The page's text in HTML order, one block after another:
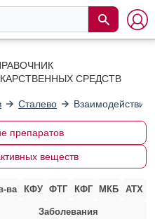
СРЕДСТВ
Сталево Взаимодействие
препаратов
веществ
ва КФУ ФТГ КФГ МКБ АТХ
Заболевания